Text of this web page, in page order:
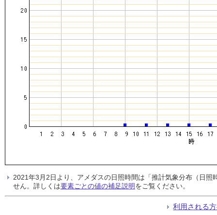
2021年3月2日より、アメダスの日照時間は「推計気象分布（日
せん。詳しくは要素ごとの値の補足説明をご覧ください。
利用される